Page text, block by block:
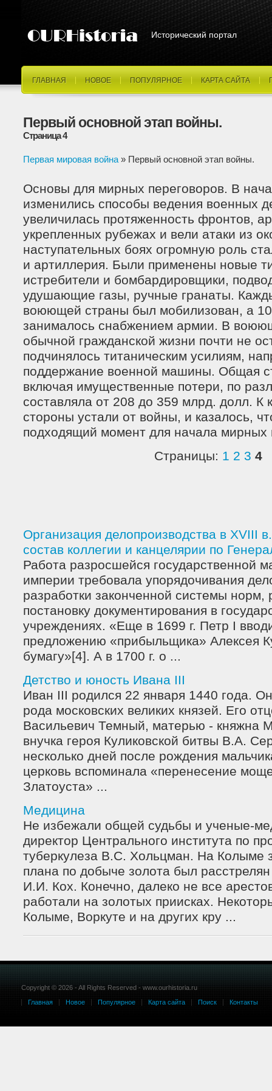
Исторический портал
ГЛАВНАЯ НОВОЕ ПОПУЛЯРНОЕ КАРТА САЙТА
Первый основной этап войны.
Страница 4
Первая мировая война » Первый основной этап войны.
Основы для мирных переговоров. В
изменились способы ведения военных
увеличилась протяженность фронтов,
укрепленных рубежах и вели атаки из
наступательных боях огромную роль
и артиллерия. Были применены новые
истребители и бомбардировщики,
удушающие газы, ручные гранаты.
воюющей страны был мобилизован, а
занималось снабжением армии. В
обычной гражданской жизни почти не
подчинялось титаническим усилиям,
поддержание военной машины. Общая
включая имущественные потери, по
составляла от 208 до 359 млрд. долл. К
стороны устали от войны, и казалось,
подходящий момент для начала мирных
Страницы: 1 2 3 4
Организация делопроизводства в XVIII
состав коллегии и канцелярии по
Работа разросшейся государственной
империи требовала упорядочивания
разработки законченной системы норм,
постановку документирования в
учреждениях. «Еще в 1699 г. Петр I
предложению «прибыльщика» Алексея
бумагу»[4]. А в 1700 г. о ...
Детство и юность Ивана III
Иван III родился 22 января 1440 года.
рода московских великих князей. Его
Васильевич Темный, матерью - княжна
внучка героя Куликовской битвы В.А.
несколько дней после рождения
церковь вспоминала «перенесение
Златоуста» ...
Медицина
Не избежали общей судьбы и ученые-
директор Центрального института по
туберкулеза В.С. Хольцман. На Колыме
плана по добыче золота был
И.И. Кох. Конечно, далеко не все
работали на золотых приисках.
Колыме, Воркуте и на других кру ...
Copyright © 2026 - All Rights Reserved - www.ourhistoria.ru
Главная
Новое Популярное Карта сайта Поиск Контакты